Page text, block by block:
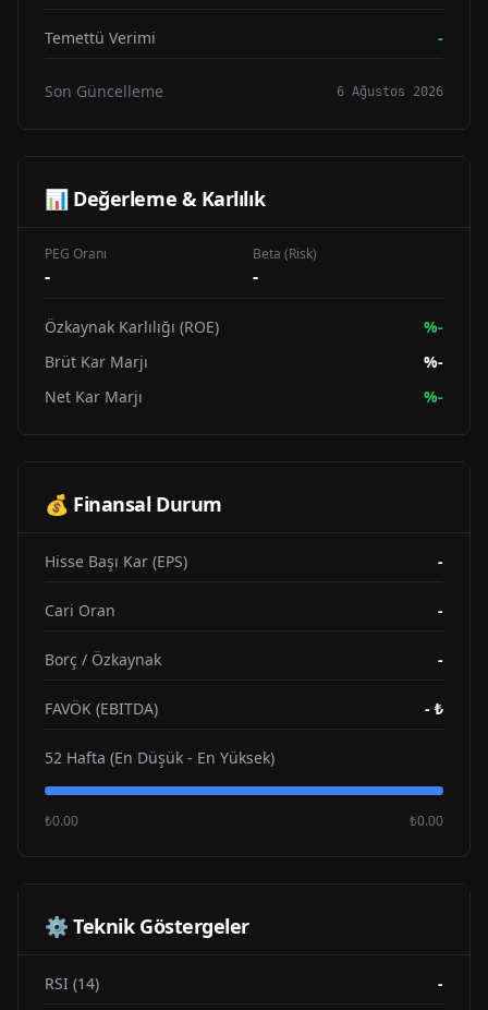
Temettü Verimi -
Son Güncelleme 6 Ağustos 2026
📊 Değerleme & Karlılık
PEG Oranı
-
Beta (Risk)
-
Özkaynak Karlılığı (ROE) %-
Brüt Kar Marjı
%-
Net Kar Marjı
%-
💰 Finansal Durum
Hisse Başı Kar (EPS) -
Cari Oran -
Borç / Özkaynak -
FAVÖK (EBITDA) - ₺
52 Hafta (En Düşük - En Yüksek)
₺0.00 ₺0.00
⚙️ Teknik Göstergeler
RSI (14) -